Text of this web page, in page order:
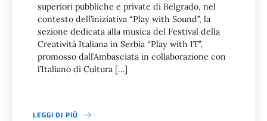
superiori pubbliche e private di Belgrado, nel
contesto dell’iniziativa “Play with Sound”, la
sezione dedicata alla musica del Festival della
Creatività Italiana in Serbia “Play with IT”,
promosso dall’Ambasciata in collaborazione con
l’Italiano di Cultura […]
LEGGI DI PIÙ